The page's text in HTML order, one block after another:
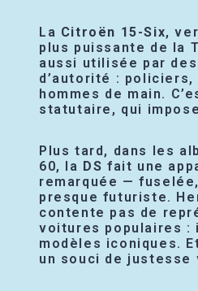
La Citroën 15-Six,
plus puissante de la
aussi utilisée par
d’autorité : policiers,
hommes de main.
statutaire, qui
Plus tard, dans les
60, la DS fait une
remarquée —
presque futuriste.
contente pas de
voitures populaires :
modèles iconiques.
un souci de justesse